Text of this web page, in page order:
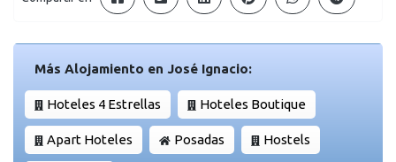
Más Alojamiento en José Ignacio:
Hoteles 4 Estrellas Hoteles Boutique
Apart Hoteles Posadas Hostels